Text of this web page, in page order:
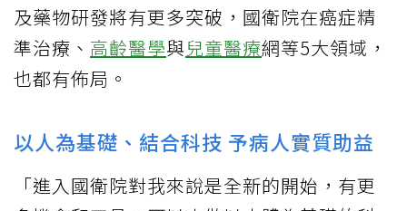
及藥物研發將有更多突破，國衛院在癌症精
準治療、 高齡醫學與兒童醫療網等5大領域，
也都有佈局。
以人為基礎、結合科技 予病人實質助益
「進入國衛院對我來說是全新的開始，有更